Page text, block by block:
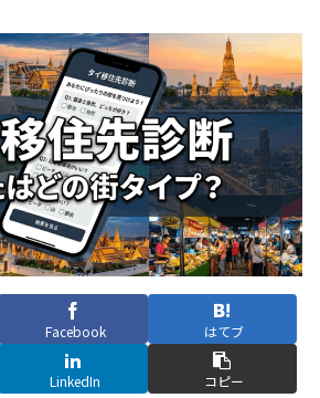
Facebook はてブ
LinkedIn コピー